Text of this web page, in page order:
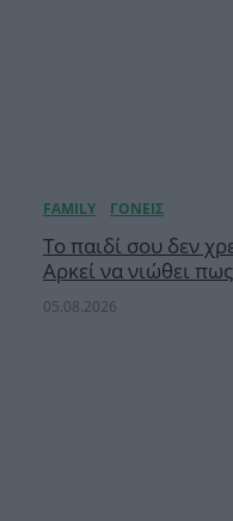
Το παιδί σου δεν
Αρκεί να νιώθει
05.08.2026